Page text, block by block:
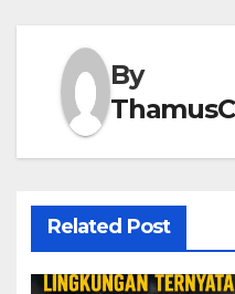
By
Related Post